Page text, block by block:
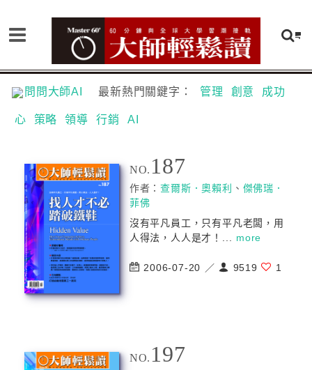
問問大師AI 最新熱門關鍵字： 管理 創意 成功
心 策略 領導 行銷 AI
NO. 187
作者：查爾斯．奧賴利 、 傑佛瑞．
菲佛
沒有平凡員工，只有平凡老闆，用
人得法，人人是才！... more
2006-07-20 ／ 9519 1
NO. 197